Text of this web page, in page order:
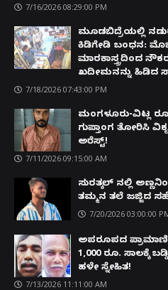
7/16/2026 08:29:00 PM
ಮೂಡಬಿದ್ರೆಯಲ್ಲಿ
ಕಿಡಿಗೇಡಿ ಬಂಧನ:
ಮಾರಕಾಸ್ತ್ರದಿಂದ
ಖದೀಮನನ್ನು ಹಿಡಿದ
7/18/2026 07:43:00 PM
ಮಂಗಳೂರು-ವಿಟ್ಲ
ಗುಪ್ತಾಂಗ ತೋರಿಸಿ
ಅರೆಸ್ಟ್!
7/11/2026 09:15:00 AM
ಸುರತ್ಕಲ್ ನಲ್ಲಿ
ತಮ್ಮನ ತಲೆ ಜಜ್ಜಿದ
7/20/2026 03:00:00
ಅಪರೂಪದ
1,000 ರೂ. ಸಾಲಕ್ಕೆ
ಹಳೇ ಸ್ನೇಹಿತ!
7/13/2026 11:11:00 AM